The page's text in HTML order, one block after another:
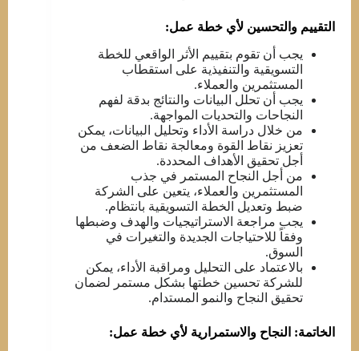
التقييم والتحسين لأي خطة عمل:
يجب أن تقوم بتقييم الأثر الواقعي للخطة
التسويقية والتنفيذية على استقطاب
المستثمرين والعملاء.
يجب أن تحلل البيانات والنتائج بدقة لفهم
النجاحات والتحديات المواجهة.
من خلال دراسة الأداء وتحليل البيانات، يمكن
تعزيز نقاط القوة ومعالجة نقاط الضعف من
أجل تحقيق الأهداف المحددة.
من أجل النجاح المستمر في جذب
المستثمرين والعملاء، يتعين على الشركة
ضبط وتعديل الخطة التسويقية بانتظام.
يجب مراجعة الاستراتيجيات والهدف وضبطها
وفقاً للاحتياجات الجديدة والتغيرات في
السوق.
بالاعتماد على التحليل ومراقبة الأداء، يمكن
للشركة تحسين خطتها بشكل مستمر لضمان
تحقيق النجاح والنمو المستدام.
الخاتمة: النجاح والاستمرارية لأي خطة عمل: